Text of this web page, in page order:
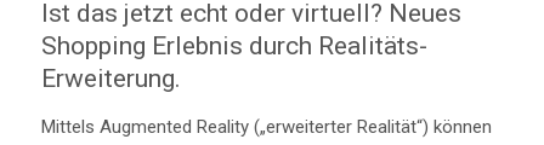
Ist das jetzt echt oder virtuell? Neues
Shopping Erlebnis durch Realitäts-
Erweiterung.
Mittels Augmented Reality („erweiterter Realität“) können